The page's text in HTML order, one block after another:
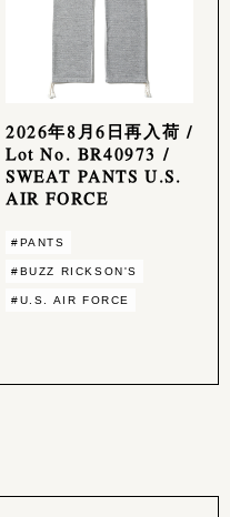
2026年8月6日再入荷 /
Lot No. BR40973 /
SWEAT PANTS U.S.
AIR FORCE
#PANTS
#BUZZ RICKSON'S
#U.S. AIR FORCE